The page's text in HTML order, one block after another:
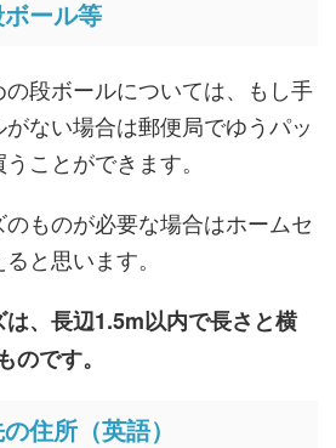
ール等
段ボールについては、もし手
ない場合は郵便局でゆうパッ
ことができます。
ものが必要な場合はホームセ
と思います。
、長辺1.5m以内で長さと横
のです。
住所（英語）